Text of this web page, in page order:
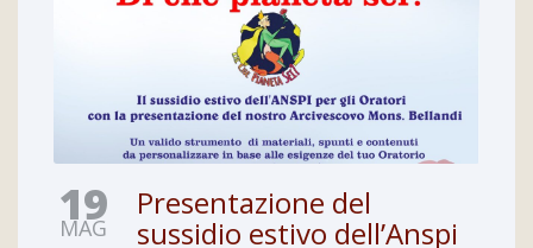
19
MAG
Presentazione del
sussidio estivo dell’Anspi